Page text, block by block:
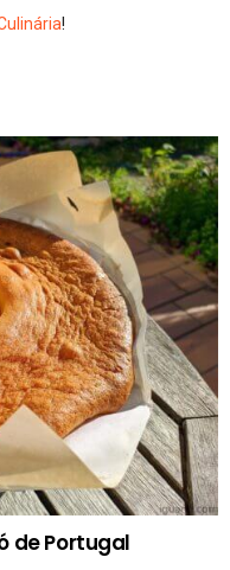
!
de Portugal